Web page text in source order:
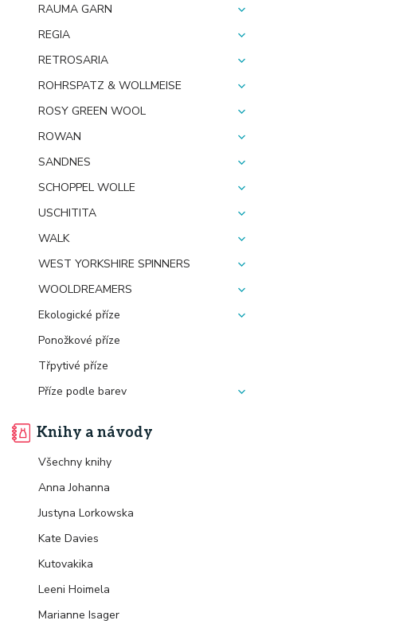
RAUMA GARN
REGIA
RETROSARIA
ROHRSPATZ & WOLLMEISE
ROSY GREEN WOOL
ROWAN
SANDNES
SCHOPPEL WOLLE
USCHITITA
WALK
WEST YORKSHIRE SPINNERS
WOOLDREAMERS
Ekologické příze
Ponožkové příze
Třpytivé příze
Příze podle barev
Knihy a návody
Všechny knihy
Anna Johanna
Justyna Lorkowska
Kate Davies
Kutovakika
Leeni Hoimela
Marianne Isager